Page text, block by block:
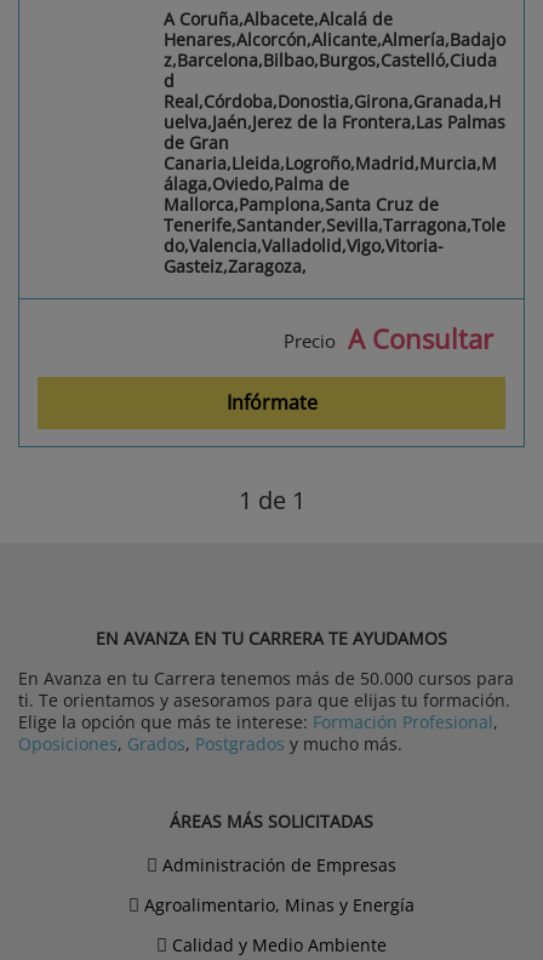
A Coruña,Albacete,Alcalá de
Henares,Alcorcón,Alicante,Almería,Badajo
z,Barcelona,Bilbao,Burgos,Castelló,Ciuda
d
Real,Córdoba,Donostia,Girona,Granada,H
uelva,Jaén,Jerez de la Frontera,Las Palmas
de Gran
Canaria,Lleida,Logroño,Madrid,Murcia,M
álaga,Oviedo,Palma de
Mallorca,Pamplona,Santa Cruz de
Tenerife,Santander,Sevilla,Tarragona,Tole
do,Valencia,Valladolid,Vigo,Vitoria-
Gasteiz,Zaragoza,
Precio A Consultar
Infórmate
1 de 1
EN AVANZA EN TU CARRERA TE AYUDAMOS
En Avanza en tu Carrera tenemos más de 50.000 cursos para
ti. Te orientamos y asesoramos para que elijas tu formación.
Elige la opción que más te interese: Formación Profesional,
Oposiciones, Grados, Postgrados y mucho más.
ÁREAS MÁS SOLICITADAS
Administración de Empresas
Agroalimentario, Minas y Energía
Calidad y Medio Ambiente